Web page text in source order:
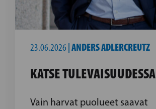
23.06.2026 |ANDERS ADLERCREUTZ
KATSE TULEVAISUUDESSA
Vain harvat puolueet saavat